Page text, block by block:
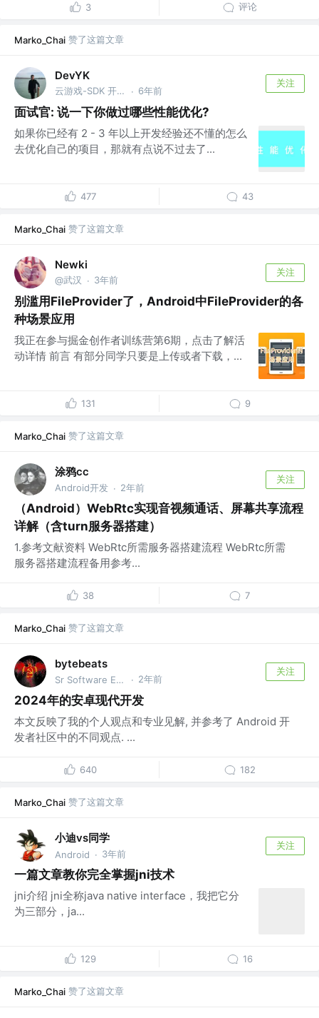
3 评论
Marko_Chai 赞了这篇文章
DevYK
云游戏-SDK 开发 @公众号: DevYK · 6年前
关注
面试官: 说一下你做过哪些性能优化?
如果你已经有 2 - 3 年以上开发经验还不懂的怎么
去优化自己的项目，那就有点说不过去了...
477 43
Marko_Chai 赞了这篇文章
Newki
@武汉 · 3年前
关注
别滥用FileProvider了，Android中FileProvider的各
种场景应用
我正在参与掘金创作者训练营第6期，点击了解活
动详情 前言 有部分同学只要是上传或者下载，...
131 9
Marko_Chai 赞了这篇文章
涂鸦cc
Android开发 · 2年前
关注
（Android）WebRtc实现音视频通话、屏幕共享流程
详解（含turn服务器搭建）
1.参考文献资料 WebRtc所需服务器搭建流程 WebRtc所需
服务器搭建流程备用参考...
38 7
Marko_Chai 赞了这篇文章
bytebeats
Sr Software Engineer @GOAT Group · 2年前
关注
2024年的安卓现代开发
本文反映了我的个人观点和专业见解, 并参考了 Android 开
发者社区中的不同观点. ...
640 182
Marko_Chai 赞了这篇文章
小迪vs同学
Android · 3年前
关注
一篇文章教你完全掌握jni技术
jni介绍 jni全称java native interface，我把它分
为三部分，ja...
129 16
Marko_Chai 赞了这篇文章